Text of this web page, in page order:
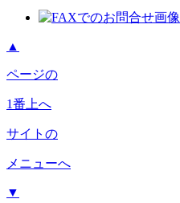
▲
ページの
1番上へ
サイトの
メニューへ
▼